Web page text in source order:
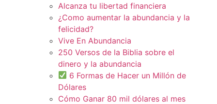
Alcanza tu libertad financiera
¿Como aumentar la abundancia y la
felicidad?
Vive En Abundancia
250 Versos de la Biblia sobre el
dinero y la abundancia
6 Formas de Hacer un Millón de
Dólares
Cómo Ganar 80 mil dólares al mes